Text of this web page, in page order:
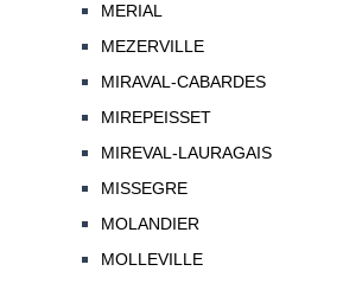
MERIAL
MEZERVILLE
MIRAVAL-CABARDES
MIREPEISSET
MIREVAL-LAURAGAIS
MISSEGRE
MOLANDIER
MOLLEVILLE